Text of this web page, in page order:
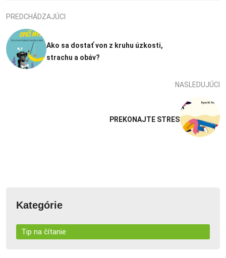
PREDCHÁDZAJÚCI
Ako sa dostať von z kruhu úzkosti,
strachu a obáv?
NASLEDUJÚCI
PREKONAJTE STRES
Kategórie
Tip na čítanie